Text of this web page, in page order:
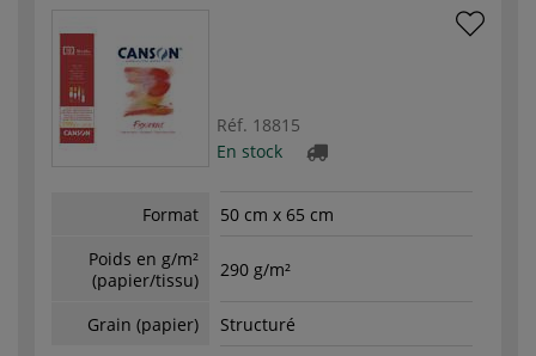
Réf. 18815
En stock
Format
50 cm x 65 cm
Poids en g/m²
(papier/tissu)
290 g/m²
Grain (papier) Structuré